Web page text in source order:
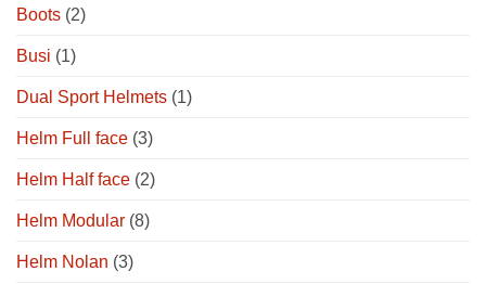
Boots (2)
Busi (1)
Dual Sport Helmets (1)
Helm Full face (3)
Helm Half face (2)
Helm Modular (8)
Helm Nolan (3)